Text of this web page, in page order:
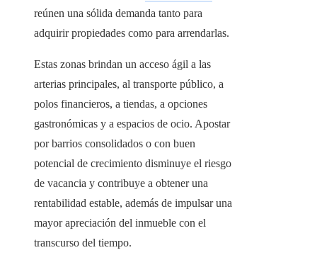
reúnen una sólida demanda tanto para
adquirir propiedades como para arrendarlas.
Estas zonas brindan un acceso ágil a las
arterias principales, al transporte público, a
polos financieros, a tiendas, a opciones
gastronómicas y a espacios de ocio. Apostar
por barrios consolidados o con buen
potencial de crecimiento disminuye el riesgo
de vacancia y contribuye a obtener una
rentabilidad estable, además de impulsar una
mayor apreciación del inmueble con el
transcurso del tiempo.